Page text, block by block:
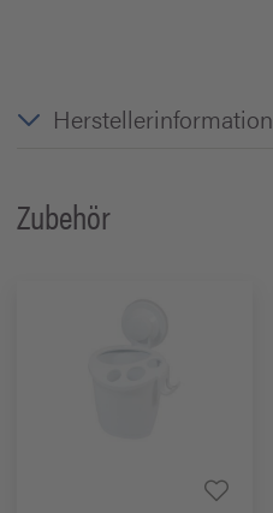
Herstellerinformation
Zubehör